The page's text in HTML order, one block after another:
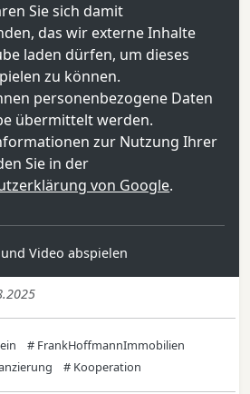
Sie sich damit
das wir externe Inhalte
laden dürfen, um dieses
zu können.
personenbezogene Daten
übermittelt werden.
zur Nutzung Ihrer
Sie in der
von Google.
Video abspielen
# FrankHoffmannImmobilien
# Kooperation